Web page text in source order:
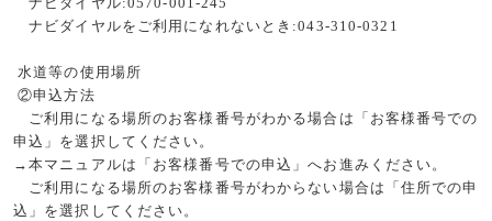
ナビダイヤルをご利用になれないとき :043-310-0321
水道等の使用場所
②申込方法
ご利用になる場所のお客様番号がわかる場合は「お客様番号での
申込」を選択してください。
→本マニュアルは「お客様番号での申込」へお進みください。
ご利用になる場所のお客様番号がわからない場合は「住所での申
込」を選択してください。